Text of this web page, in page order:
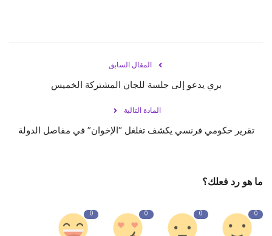
المقال السابق
بري يدعو إلى جلسة للجان المشتركة الخميس
المادة التالية
تقرير حكومي فرنسي يكشف تغلغل “الإخوان” في مفاصل الدولة
ما هو رد فعلك؟
0
0
0
0